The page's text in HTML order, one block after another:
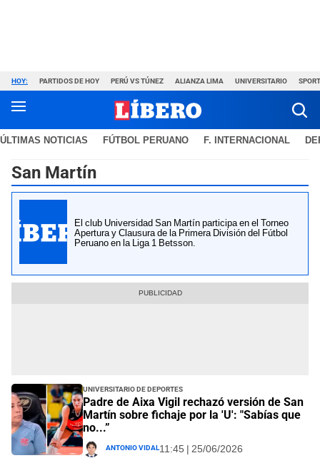
HOY: PARTIDOS DE HOY PERÚ VS TÚNEZ ALIANZA LIMA UNIVERSITARIO
ÚLTIMAS NOTICIAS FÚTBOL PERUANO F. INTERNACIONAL
San Martín
El club Universidad San Martín participa en el Torneo
Apertura y Clausura de la Primera División del Fútbol
Peruano en la Liga 1 Betsson.
Universitario de Deportes
Padre de Aixa Vigil rechazó versión de San
Martín sobre fichaje por la 'U': "Sabías que
no...”
Antonio Vidal11:45 | 25/06/2026